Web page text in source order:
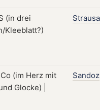
Sandoz